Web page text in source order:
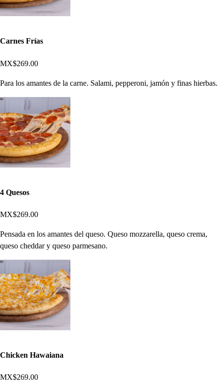
Carnes Frías
MX$269.00
Para los amantes de la carne. Salami, pepperoni, jamón y finas hierbas.
4 Quesos
MX$269.00
Pensada en los amantes del queso. Queso mozzarella, queso crema,
queso cheddar y queso parmesano.
Chicken Hawaiana
MX$269.00